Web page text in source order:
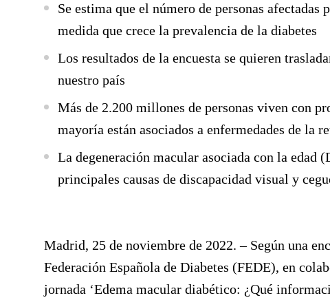
Se estima que el número de personas
medida que crece la prevalencia de la diabetes
Los resultados de la encuesta se quieren
nuestro país
Más de 2.200 millones de personas viven con
mayoría están asociados a enfermedades de la
La degeneración macular asociada con la edad
principales causas de discapacidad visual y
Madrid, 25 de noviembre de 2022. – Según una
Federación Española de Diabetes (FEDE), en
jornada ‘Edema macular diabético: ¿Qué